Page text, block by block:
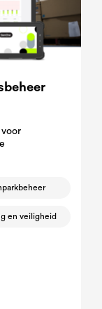
voor
en veiligheid